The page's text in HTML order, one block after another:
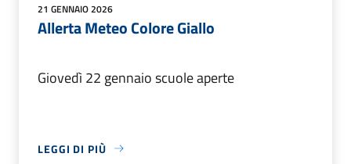
21 GENNAIO 2026
Allerta Meteo Colore Giallo
Giovedì 22 gennaio scuole aperte
LEGGI DI PIÙ